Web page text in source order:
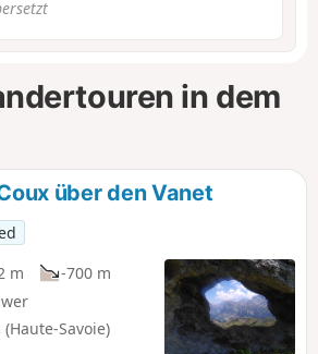
in dem
über den Vanet
m
-700 m
Savoie)